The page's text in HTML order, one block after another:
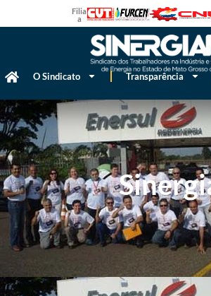
Filiado
a
O Sindicato Transparência